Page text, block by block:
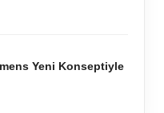
Yeni Konseptiyle